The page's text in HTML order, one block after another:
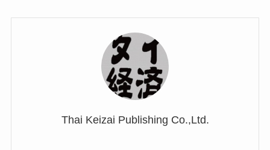
Thai Keizai Publishing Co.,Ltd.